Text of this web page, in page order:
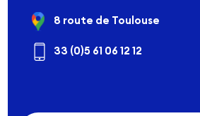
8 route de Toulouse
33 (0)5 61 06 12 12